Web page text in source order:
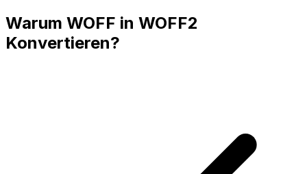
Warum WOFF in WOFF2
Konvertieren?